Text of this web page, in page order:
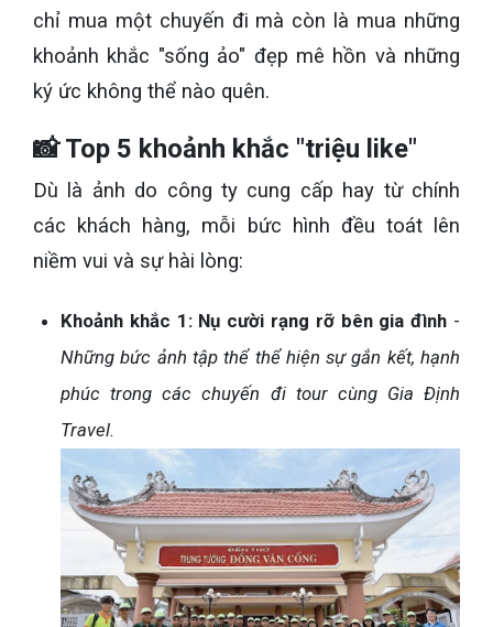
chỉ mua một chuyến đi mà còn là mua những
khoảnh khắc "sống ảo" đẹp mê hồn và những
ký ức không thể nào quên.
📸 Top 5 khoảnh khắc "triệu like"
Dù là ảnh do công ty cung cấp hay từ chính
các khách hàng, mỗi bức hình đều toát lên
niềm vui và sự hài lòng:
Khoảnh khắc 1: Nụ cười rạng rỡ bên gia đình -
Những bức ảnh tập thể thể hiện sự gắn kết, hạnh
phúc trong các chuyến đi tour cùng Gia Định
Travel.